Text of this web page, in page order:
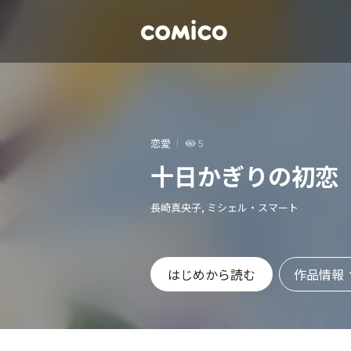
恋愛 5
十日かぎりの初恋
長崎真央子, ミシェル・スマート
はじめから読む 作品情報